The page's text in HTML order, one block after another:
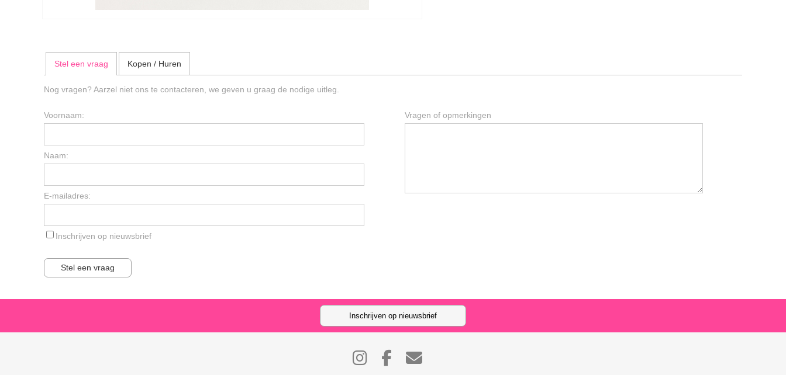
Stel een vraag Kopen / Huren
Nog vragen? Aarzel niet ons te contacteren, we geven u graag de nodige uitleg.
Voornaam:
Naam:
E-mailadres:
Inschrijven op nieuwsbrief
Vragen of opmerkingen
Stel een vraag
Inschrijven op nieuwsbrief